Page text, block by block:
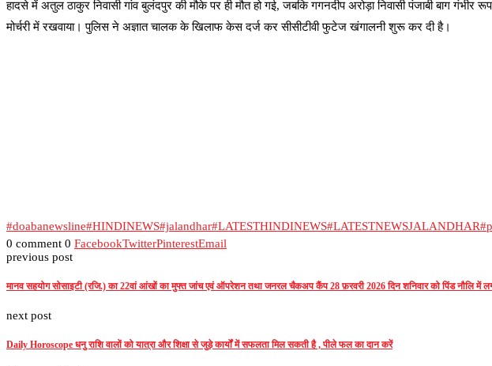
हादसे में अतुल ठाकुर निवासी गांव बुलंदपुर की मौके पर ही मौत हो गई, जबकि गगनदीप अरोड़ा निवासी पंजाबी बाग
मोर्चरी में रखवाया। पुलिस ने अज्ञात चालक के खिलाफ केस दर्ज कर सीसीटीवी फुटेज खंगालनी शुरू कर दी है।
#doabanewsline#HINDINEWS#jalandhar#LATESTHINDINEWS#LATESTNEWSJALANDHAR
0 comment 0 FacebookTwitterPinterestEmail
previous post
मानव सहयोग सोसाइटी (रजि.) का 22वां आंखों का मुफ्त जांच एवं ऑपरेशन तथा जनरल चैकअप कैंप 28 फ़रवरी 2026 दिन शनिवार को पिंड नौलि में
next post
Daily Horoscope धनु राशि वालों को यात्रा और शिक्षा से जुड़े कार्यों में सफलता मिल सकती है , पीले फल का दान करें